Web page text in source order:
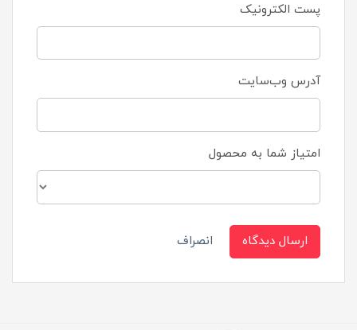
پست الکترونیک
آدرس وب‌سایت
امتیاز شما به محصول
ارسال دیدگاه انصراف